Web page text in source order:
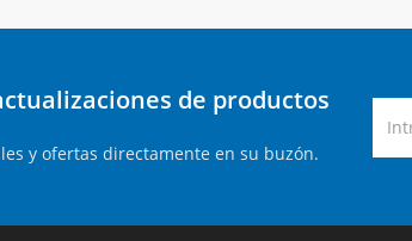
de productos
y ofertas directamente en su buzón.